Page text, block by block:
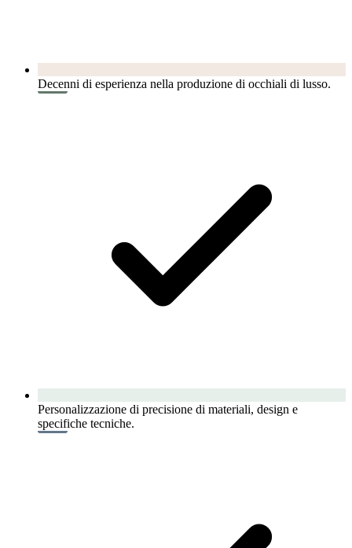
Decenni di esperienza nella produzione di occhiali di lusso.
Personalizzazione di precisione di materiali, design e
specifiche tecniche.